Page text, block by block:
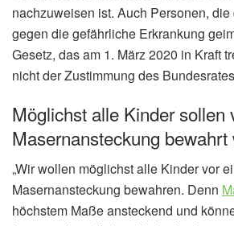
nachzuweisen ist. Auch Personen,
gegen die gefährliche Erkrankung
Gesetz, das am 1. März 2020 in Kraft
nicht der Zustimmung des
Möglichst alle Kinder sollen
Masernansteckung bewahrt
„Wir wollen möglichst alle Kinder vor
Masernansteckung bewahren. Denn
höchstem Maße ansteckend und